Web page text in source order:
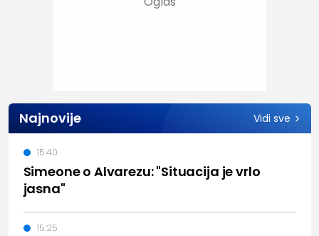
Najnovije Vidi sve
Simeone o Alvarezu: "Situacija je vrlo
jasna"
15:40
15:25